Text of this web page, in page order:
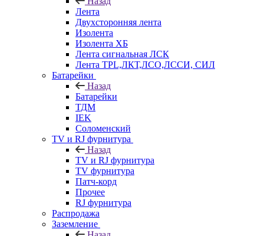
Лента
Двухсторонняя лента
Изолента
Изолента ХБ
Лента сигнальная ЛСК
Лента TPL,ЛКТ,ЛСО,ЛССИ, СИЛ
Батарейки
Назад
Батарейки
ТДМ
IEK
Соломенский
TV и RJ фурнитура
Назад
TV и RJ фурнитура
TV фурнитура
Патч-корд
Прочее
RJ фурнитура
Распродажа
Заземление